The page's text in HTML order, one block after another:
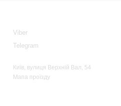
Viber
Telegram
Київ, вулиця Верхній Вал, 54
Мапа проїзду